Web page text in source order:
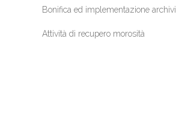
Bonifica ed implementazione archivi
Attività di recupero morosità